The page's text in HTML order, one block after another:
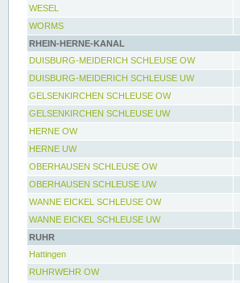
WESEL
WORMS
RHEIN-HERNE-KANAL
DUISBURG-MEIDERICH SCHLEUSE OW
DUISBURG-MEIDERICH SCHLEUSE UW
GELSENKIRCHEN SCHLEUSE OW
GELSENKIRCHEN SCHLEUSE UW
HERNE OW
HERNE UW
OBERHAUSEN SCHLEUSE OW
OBERHAUSEN SCHLEUSE UW
WANNE EICKEL SCHLEUSE OW
WANNE EICKEL SCHLEUSE UW
RUHR
Hattingen
RUHRWEHR OW